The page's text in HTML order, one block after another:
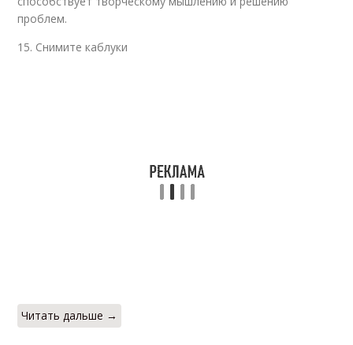
проблем.
15. Снимите каблуки
Читать дальше →